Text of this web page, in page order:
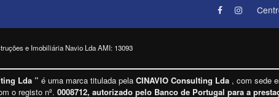
e Imobiliária Navio Lda AMI: 13093
Lda ” é uma marca titulada pela CINAVIO Consulting Lda , com sede
o registo nº. 0008712, autorizado pelo Banco de Portugal para a